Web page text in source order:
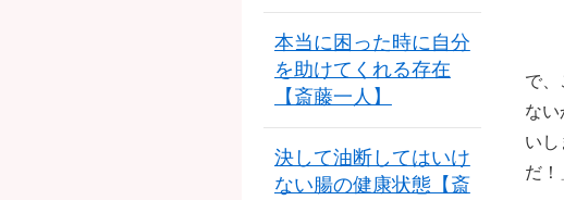
で、
な
い
だ！
本当に困った時に自分
を助けてくれる存在
【斎藤一人】
決して油断してはいけ
ない腸の健康状態【斎